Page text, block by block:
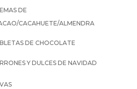
DE
CACAHUETE/ALMENDRA
DE CHOCOLATE
Y DULCES DE NAVIDAD